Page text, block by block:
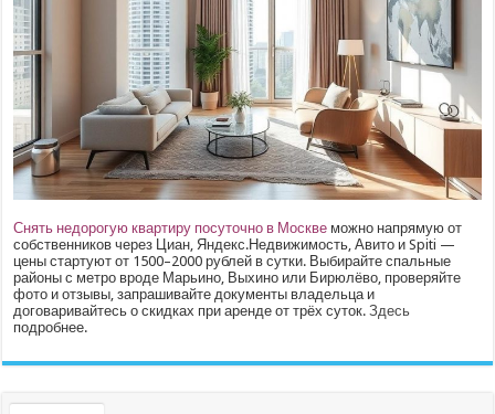
Снять недорогую квартиру посуточно в Москве можно напрямую от
собственников через Циан, Яндекс.Недвижимость, Авито и Spiti —
цены стартуют от 1500–2000 рублей в сутки. Выбирайте спальные
районы с метро вроде Марьино, Выхино или Бирюлёво, проверяйте
фото и отзывы, запрашивайте документы владельца и
договаривайтесь о скидках при аренде от трёх суток.Здесь
подробнее.